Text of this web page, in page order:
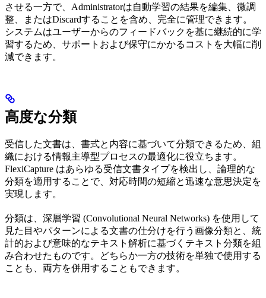
させる一方で、Administratorは自動学習の結果を編集、微調
整、またはDiscardすることを含め、完全に管理できます。
システムはユーザーからのフィードバックを基に継続的に学
習するため、サポートおよび保守にかかるコストを大幅に削
減できます。
高度な分類
受信した文書は、書式と内容に基づいて分類できるため、組
織における情報主導型プロセスの最適化に役立ちます。
FlexiCapture はあらゆる受信文書タイプを検出し、論理的な
分類を適用することで、対応時間の短縮と迅速な意思決定を
実現します。
分類は、深層学習 (Convolutional Neural Networks) を使用して
見た目やパターンによる文書の仕分けを行う画像分類と、統
計的および意味的なテキスト解析に基づくテキスト分類を組
み合わせたものです。どちらか一方の技術を単独で使用する
ことも、両方を併用することもできます。